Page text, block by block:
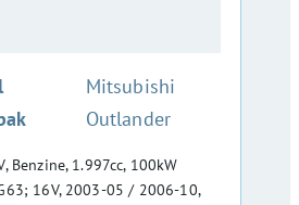
:Mitsubishi
Outlander
Benzine, 1.997cc, 100kW
16V, 2003-05 / 2006-10,